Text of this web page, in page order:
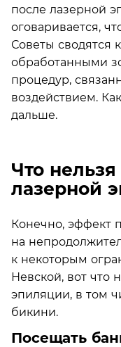
после лазерной
оговаривается,
Советы сводятся
обработанными
процедур,
воздействием.
дальше.
Что
лазерной
Конечно, эффект
на
к некоторым
Невской, вот что
эпиляции, в том
бикини.
Посещать